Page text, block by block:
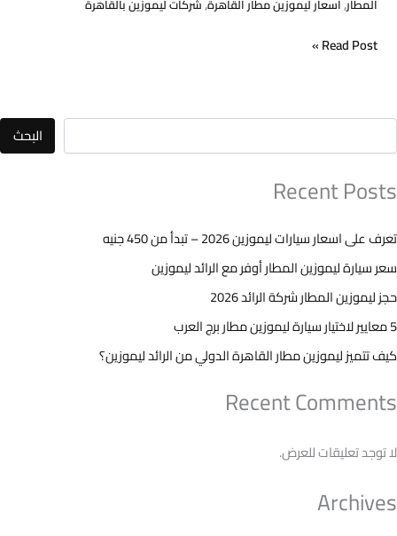
المطار اسعار ليموزين مطار القاهرة شركات ليموزين بالقاهرة
شركة
Read Post »
البحث
Recent Posts
تعرف على اسعار سيارات ليموزين 2026 – تبدأ من 450 جنيه
سعر سيارة ليموزين المطار أوفر مع الرائد ليموزين
حجز ليموزين المطار شركة الرائد 2026
5 معايير لاختيار سيارة ليموزين مطار برج العرب
كيف تتميز ليموزين مطار القاهرة الدولي من الرائد ليموزين؟
Recent Comments
لا توجد تعليقات للعرض.
Archives